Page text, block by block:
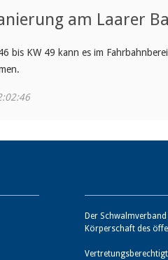
am Laarer
bis KW 49 kann es im
Der
Körperschaft des